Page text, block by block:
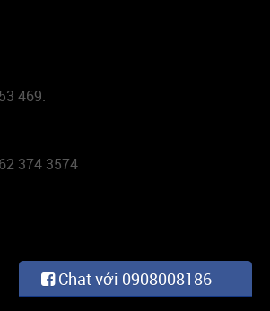
469.
374 3574
Chat với 0908008186